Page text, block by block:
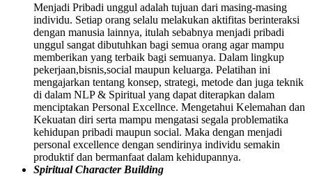
Menjadi Pribadi unggul adalah tujuan dari masing-masing
individu. Setiap orang selalu melakukan aktifitas berinteraksi
dengan manusia lainnya, itulah sebabnya menjadi pribadi
unggul sangat dibutuhkan bagi semua orang agar mampu
memberikan yang terbaik bagi semuanya. Dalam lingkup
pekerjaan,bisnis,social maupun keluarga. Pelatihan ini
mengajarkan tentang konsep, strategi, metode dan juga teknik
di dalam NLP & Spiritual yang dapat diterapkan dalam
menciptakan Personal Excellnce. Mengetahui Kelemahan dan
Kekuatan diri serta mampu mengatasi segala problematika
kehidupan pribadi maupun social. Maka dengan menjadi
personal excellence dengan sendirinya individu semakin
produktif dan bermanfaat dalam kehidupannya.
Spiritual Character Building